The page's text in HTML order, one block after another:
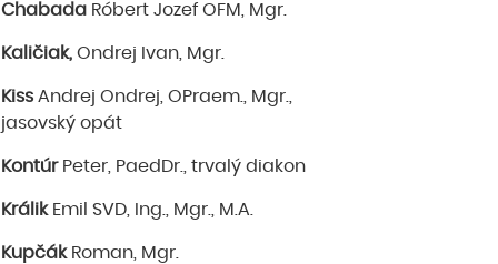
Chabada Róbert Jozef OFM, Mgr.
Kaličiak, Ondrej Ivan, Mgr.
Kiss Andrej Ondrej, OPraem., Mgr.,
jasovský opát
KontúrPeter, PaedDr., trvalý diakon
KrálikEmil SVD, Ing., Mgr., M.A.
KupčákRoman, Mgr.